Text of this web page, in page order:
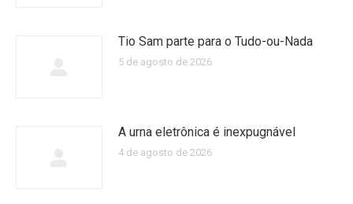
Tio Sam parte para o Tudo-ou-Nada
5 de agosto de 2026
A urna eletrônica é inexpugnável
4 de agosto de 2026